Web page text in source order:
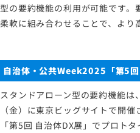
型の要約機能の利用が可能です
柔軟に組み合わせることで、より
自治体・公共Week2025 「第5
スタンドアローン型の要約機能
（金）に東京ビッグサイトで開
「第5回 自治体DX展」でプロト